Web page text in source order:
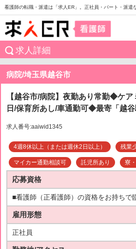
看護師の転職・派遣は「求人ER」。正社員・パート・派遣
求人詳細
病院/埼玉県越谷市
【越谷市/病院】夜勤あり常勤◆ケ
日/保育所あし/車通勤可◆最寄「越谷
求人番号:aaiwid1345
4週8休以上（または週休2日以上） 残業
マイカー通勤相談可 託児所あり 寮
応募資格
■看護師（正看護師）の資格をお持ちで
雇用形態
正社員